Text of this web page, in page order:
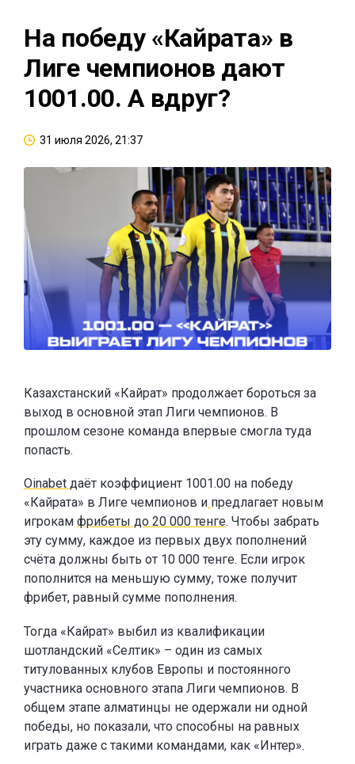
На победу «Кайрата» в
Лиге чемпионов дают
1001.00. А вдруг?
31 июля 2026, 21:37
Казахстанский «Кайрат» продолжает бороться за
выход в основной этап Лиги чемпионов. В
прошлом сезоне команда впервые смогла туда
попасть.
Oinabet даёт коэффициент 1001.00 на победу
«Кайрата» в Лиге чемпионов и предлагает новым
игрокам фрибеты до 20 000 тенге. Чтобы забрать
эту сумму, каждое из первых двух пополнений
счёта должны быть от 10 000 тенге. Если игрок
пополнится на меньшую сумму, тоже получит
фрибет, равный сумме пополнения.
Тогда «Кайрат» выбил из квалификации
шотландский «Селтик» – один из самых
титулованных клубов Европы и постоянного
участника основного этапа Лиги чемпионов. В
общем этапе алматинцы не одержали ни одной
победы, но показали, что способны на равных
играть даже с такими командами, как «Интер».